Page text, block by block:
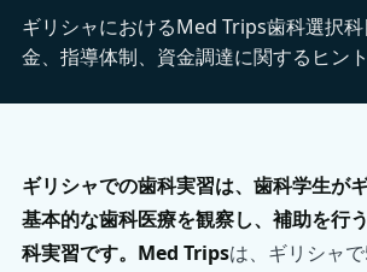
ギリシャにおけるMed Trips歯科選択
金、指導体制、資金調達に関するヒント
ギリシャでの歯科実習は、歯科学生が
基本的な歯科医療を観察し、補助を行
科実習です。Med Tripsは、ギリシャ